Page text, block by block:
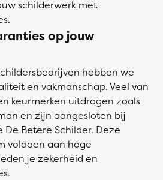
schilderwerk met
op jouw
hebben we
en vakmanschap. Veel van
keurmerken uitdragen zoals
en zijn aangesloten bij
Betere Schilder. Deze
voldoen aan hoge
je zekerheid en